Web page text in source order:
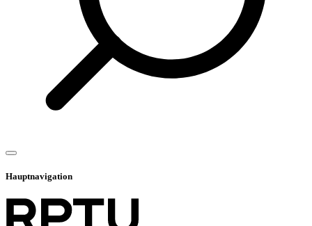
Hauptnavigation